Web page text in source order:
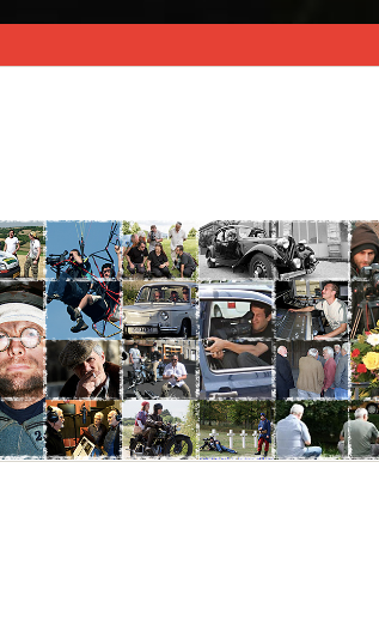
ACTU & MÉMO CINÉ FILMO BO